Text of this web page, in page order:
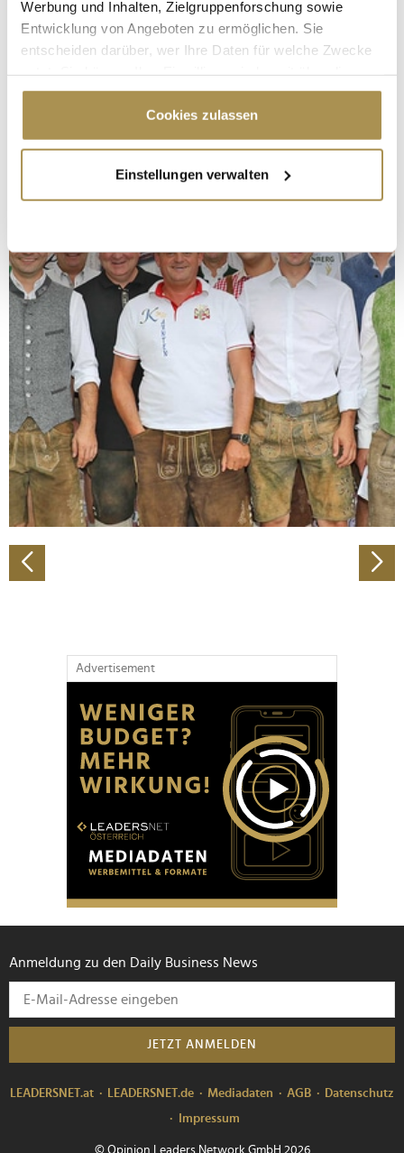
Werbung und Inhalten, Zielgruppenforschung sowie
Entwicklung von Angeboten zu ermöglichen. Sie
entscheiden darüber, wer Ihre Daten für welche Zwecke
Cookie-Erklärung oder durch Klicken auf das Privacy
Trigger Symbol ändern oder widerrufen
Informationen über Ihre geografische Lage
erfassen, welche bis auf einige Meter genau sein
bestimmten Merkmalen (Fingerprinting) identifizieren
Erfahren Sie mehr darüber, wie Ihre persönlichen Daten
verarbeitet werden, und legen Sie Ihre Präferenzen im
Abschnitt Einzelheiten
Wir verwenden Cookies, um Inhalte und Anzeigen zu
personalisieren, Funktionen für soziale Medien anbieten
zu können und die Zugriffe auf unsere Website zu
analysieren. Außerdem geben wir Informationen zu Ihrer
Verwendung unserer Website an unsere Partner für
soziale Medien, Werbung und Analysen weiter. Unsere
Partner führen diese Informationen möglicherweise mit
haben oder die sie im Rahmen Ihrer Nutzung der Dienste
gesammelt haben.
Cookies zulassen
Einstellungen verwalten
Advertisement
Anmeldung zu den Daily Business News
JETZT ANMELDEN
LEADERSNET.at LEADERSNET.de Mediadaten AGB
Datenschutz
Impressum